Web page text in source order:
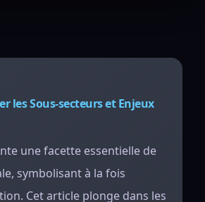
les Sous-secteurs et Enjeux
une facette essentielle de
symbolisant à la fois
Cet article plonge dans les